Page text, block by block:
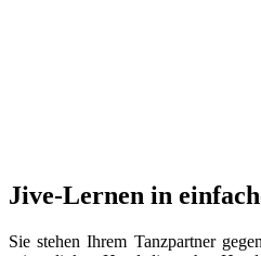
Jive-Lernen in
Sie stehen Ihrem Tanzpartner